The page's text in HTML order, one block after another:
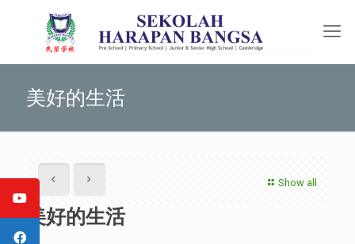
美好的生活
Show all
美好的生活